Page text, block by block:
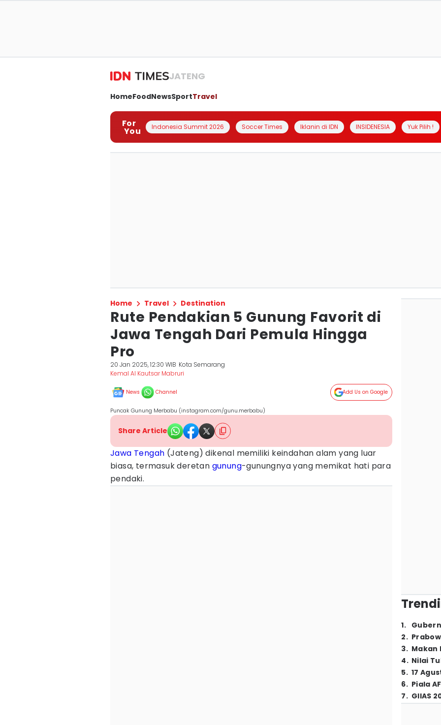
JATENG
HomeFoodNewsSportTravel
For
You Indonesia Summit 2026 Soccer Times Iklanin di IDN INSIDENESIA Yuk Pilih !
Home Travel Destination
Rute Pendakian 5 Gunung Favorit di
Jawa Tengah Dari Pemula Hingga
Pro
20 Jan 2025, 12:30 WIB Kota Semarang
Kemal Al Kautsar Mabruri
News Channel Add Us on Google
Puncak Gunung Merbabu (instagram.com/gunu.merbabu)
Share Article
Jawa Tengah (Jateng) dikenal memiliki keindahan alam yang luar
biasa, termasuk deretan gunung-gunungnya yang memikat hati para
pendaki.
1.
2.
3. Makan
4. Nilai
5. 17
6. Piala
7. GIIAS